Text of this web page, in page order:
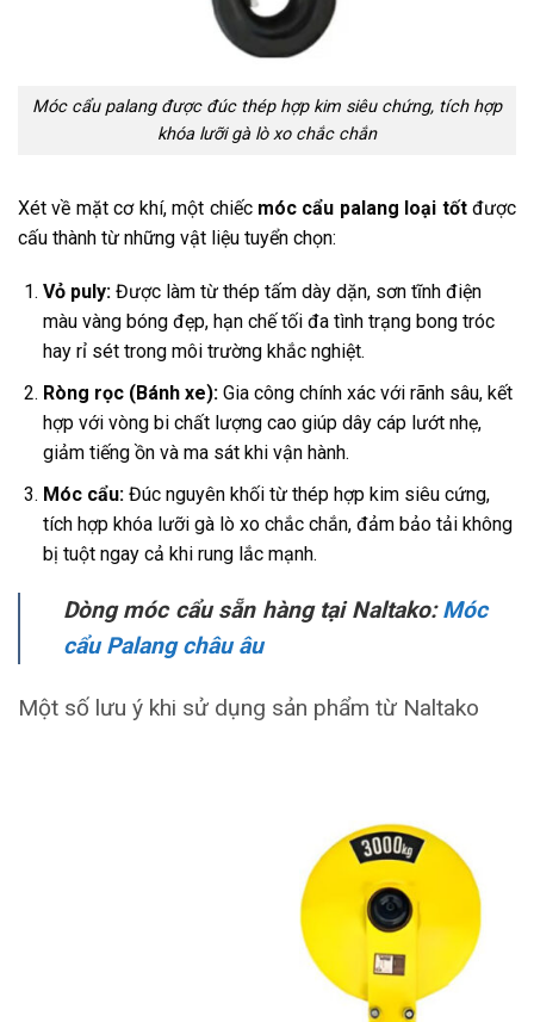
Móc cẩu palang được đúc thép hợp kim siêu chứng, tích hợp
khóa lưỡi gà lò xo chắc chắn
Xét về mặt cơ khí, một chiếc móc cẩu palang loại tốtđược
cấu thành từ những vật liệu tuyển chọn:
Vỏ puly:Được làm từ thép tấm dày dặn, sơn tĩnh điện
màu vàng bóng đẹp, hạn chế tối đa tình trạng bong tróc
hay rỉ sét trong môi trường khắc nghiệt.
Ròng rọc (Bánh xe):Gia công chính xác với rãnh sâu, kết
hợp với vòng bi chất lượng cao giúp dây cáp lướt nhẹ,
giảm tiếng ồn và ma sát khi vận hành.
Móc cẩu:Đúc nguyên khối từ thép hợp kim siêu cứng,
tích hợp khóa lưỡi gà lò xo chắc chắn, đảm bảo tải không
bị tuột ngay cả khi rung lắc mạnh.
Dòng móc cẩu sẵn hàng tại Naltako:Móc
cẩu Palang châu âu
Một số lưu ý khi sử dụng sản phẩm từ Naltako